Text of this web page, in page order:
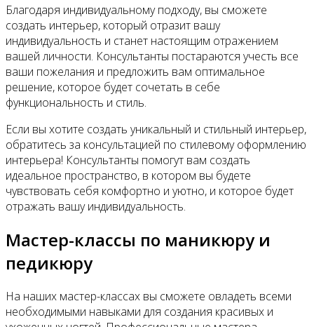
Благодаря индивидуальному подходу, вы сможете
создать интерьер, который отразит вашу
индивидуальность и станет настоящим отражением
вашей личности. Консультанты постараются учесть все
ваши пожелания и предложить вам оптимальное
решение, которое будет сочетать в себе
функциональность и стиль.
Если вы хотите создать уникальный и стильный интерьер,
обратитесь за консультацией по стилевому оформлению
интерьера! Консультанты помогут вам создать
идеальное пространство, в котором вы будете
чувствовать себя комфортно и уютно, и которое будет
отражать вашу индивидуальность.
Мастер-классы по маникюру и
педикюру
На наших мастер-классах вы сможете овладеть всеми
необходимыми навыками для создания красивых и